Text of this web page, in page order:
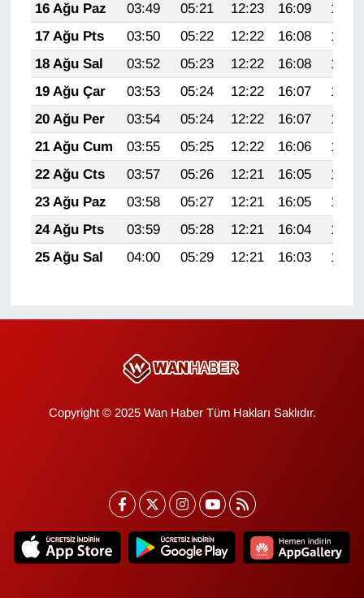
16 Ağu Paz
03:49 05:21 12:23 16:09
19:15
17 Ağu Pts
03:50 05:22 12:22 16:08
19:13
18 Ağu Sal
03:52 05:23 12:22 16:08
19:12
19 Ağu Çar
03:53 05:24 12:22 16:07
19:11
20 Ağu Per
03:54 05:24 12:22 16:07
19:09
21 Ağu Cum
03:55 05:25 12:22 16:06
19:08
22 Ağu Cts
03:57 05:26 12:21 16:05
19:06
23 Ağu Paz
03:58 05:27 12:21 16:05
19:05
24 Ağu Pts
03:59 05:28 12:21 16:04
19:04
25 Ağu Sal
04:00 05:29 12:21 16:03 19:02
Copyright © 2025 Wan Haber Tüm Hakları Saklıdır.
TEBRİK
TEKNOLOJİ
Turizm
VAN'DA SPOR
Vasıta
YAŞAM
YEREL